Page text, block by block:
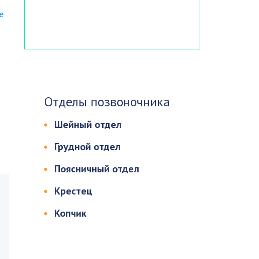
Отделы позвоночника
Шейный отдел
Грудной отдел
Поясничный отдел
Крестец
Копчик